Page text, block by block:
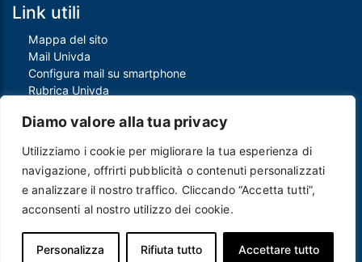
Diamo valore alla tua privacy
Utilizziamo i cookie per migliorare la tua esperienza di
navigazione, offrirti pubblicità o contenuti personalizzati
e analizzare il nostro traffico. Cliccando “Accetta tutti”,
acconsenti al nostro utilizzo dei cookie.
Personalizza Rifiuta tutto Accettare tutto
Link utili
Mappa del sito
Mail Univda
Configura mail su smartphone
Rubrica Univda
Piè di pagina
Crediti
Note legali
Contatti
Privacy e Cookie policy
Protezione dei dati personali